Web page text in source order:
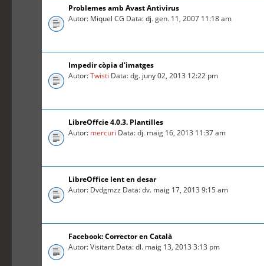
Problemes amb Avast Antivirus
Autor: Miquel CG Data: dj. gen. 11, 2007 11:18 am
Impedir còpia d'imatges
Autor:Twisti Data: dg. juny 02, 2013 12:22 pm
LibreOffcie 4.0.3. Plantilles
Autor: mercuri Data: dj. maig 16, 2013 11:37 am
LibreOffice lent en desar
Autor: Dvdgmzz Data: dv. maig 17, 2013 9:15 am
Facebook: Corrector en Català
Autor: Visitant Data: dl. maig 13, 2013 3:13 pm